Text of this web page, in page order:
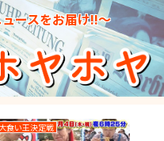
ースをお届け!!～
大食い王決定戦